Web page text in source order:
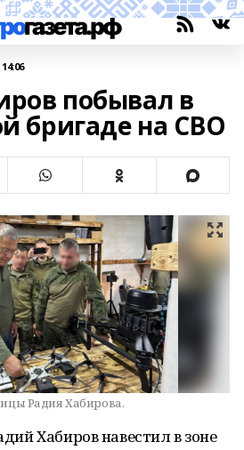
побывал в
бригаде на СВО
Радия Хабирова.
Хабиров навестил в зоне